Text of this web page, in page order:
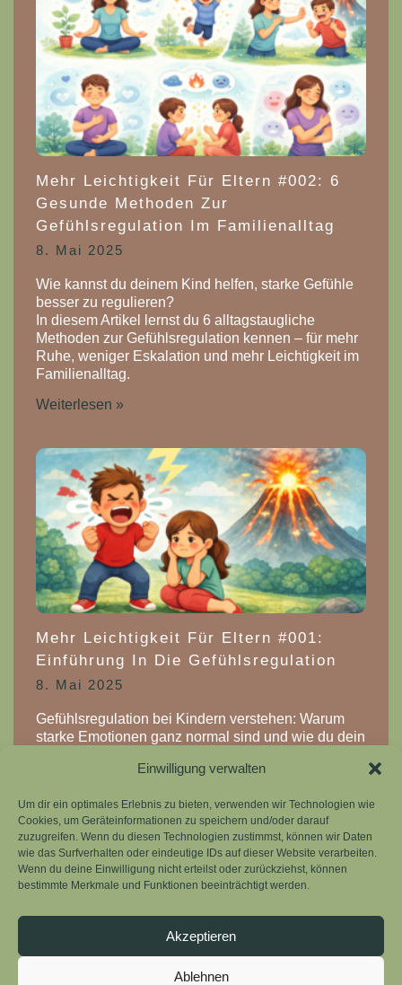
Einwilligung verwalten
Um dir ein optimales Erlebnis zu bieten, verwenden wir Technologien wie
Cookies, um Geräteinformationen zu speichern und/oder darauf
zuzugreifen. Wenn du diesen Technologien zustimmst, können wir Daten
wie das Surfverhalten oder eindeutige IDs auf dieser Website verarbeiten.
Wenn du deine Einwilligung nicht erteilst oder zurückziehst, können
bestimmte Merkmale und Funktionen beeinträchtigt werden.
Akzeptieren
Ablehnen
Mehr Leichtigkeit Für Eltern #002: 6
Gesunde Methoden Zur
Gefühlsregulation Im Familienalltag
8. Mai 2025
Wie kannst du deinem Kind helfen, starke Gefühle
besser zu regulieren?
In diesem Artikel lernst du 6 alltagstaugliche
Methoden zur Gefühlsregulation kennen – für mehr
Ruhe, weniger Eskalation und mehr Leichtigkeit im
Familienalltag.
Weiterlesen »
Mehr Leichtigkeit Für Eltern #001:
Einführung In Die Gefühlsregulation
8. Mai 2025
Gefühlsregulation bei Kindern verstehen: Warum
starke Emotionen ganz normal sind und wie du dein
mehr Verständnis, Klarheit und Verbindung für
Familienalltag sorgst.
Weiterlesen »
Leichtigkeit-Fuer-Eltern